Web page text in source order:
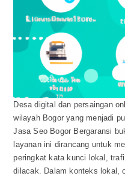
Desa digital dan persaingan
wilayah Bogor yang menjadi
Jasa Seo Bogor Bergaransi
layanan ini dirancang untuk
peringkat kata kunci lokal,
dilacak. Dalam konteks lokal,